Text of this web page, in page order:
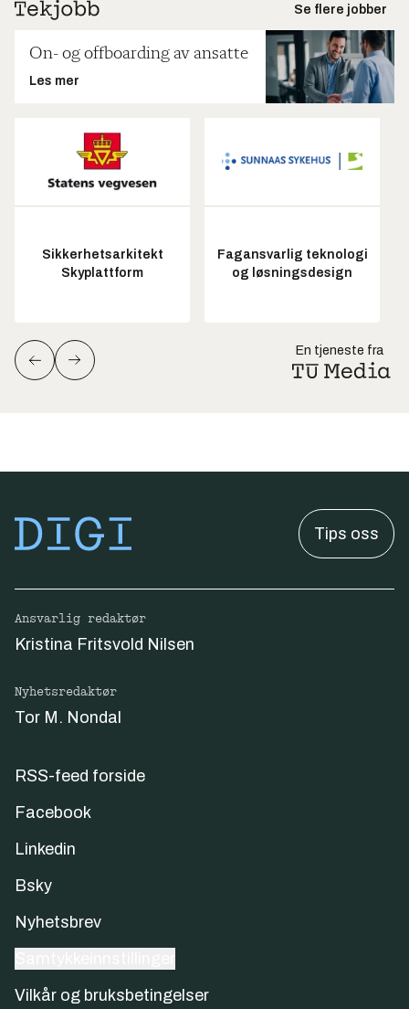
Se flere jobber
On- og offboarding av ansatte
Les mer
Sikkerhetsarkitekt
Skyplattform
Fagansvarlig teknologi
og løsningsdesign
En tjeneste fra
Tips oss
Ansvarlig redaktør
Kristina Fritsvold Nilsen
Nyhetsredaktør
Tor M. Nondal
RSS-feed forside
Facebook
Linkedin
Bsky
Nyhetsbrev
Vilkår og bruksbetingelser